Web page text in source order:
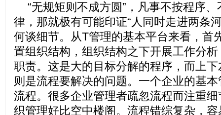
“无规矩则不成方圆”，凡事不按程序
律，那就极有可能印证“人同时走进两条
何谈细节。从T管理的基本平台来看，首
置组织结构，组织结构之下开展工作分
职责。这是大的目标分解的程序，而上
则是流程要解决的问题。一个企业的基
流程。很多企业管理者疏忽流程而注重
织管理好比空中楼阁。流程错综复杂，